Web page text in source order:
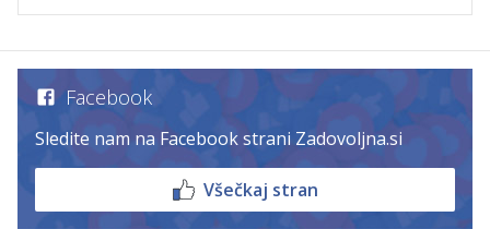
Facebook
Sledite nam na Facebook strani Zadovoljna.si
Všečkaj stran